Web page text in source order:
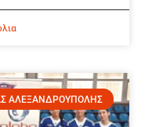
ΑΛΕΞΑΝΔΡΟΥΠΟΛΗΣ